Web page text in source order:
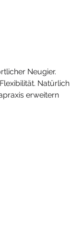
Neugier.
Natürlich
erweitern